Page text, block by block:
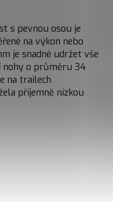
s pevnou osou je
na výkon nebo
je snadné udržet vše
nohy o průměru 34
na trailech
příjemně nízkou